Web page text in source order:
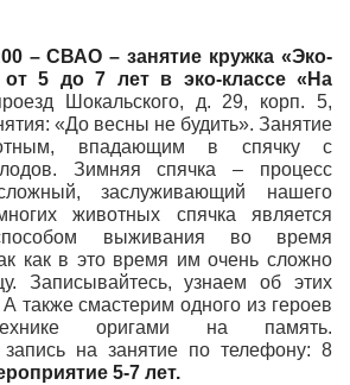
– СВАО – занятие кружка «Эко-
5 до 7 лет в эко-классе «На
Шокальского, д. 29, корп. 5,
«До весны не будить». Занятие
впадающим в спячку с
Зимняя спячка – процесс
заслуживающий нашего
животных спячка является
выживания во время
как в это время им очень сложно
Записывайтесь, узнаем об этих
также смастерим одного из героев
оригами на память.
запись на занятие по телефону: 8
5-7 лет.